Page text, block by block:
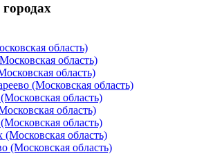
область)
область)
область)
(Московская область)
область)
область)
область)
область)
(Московская область)